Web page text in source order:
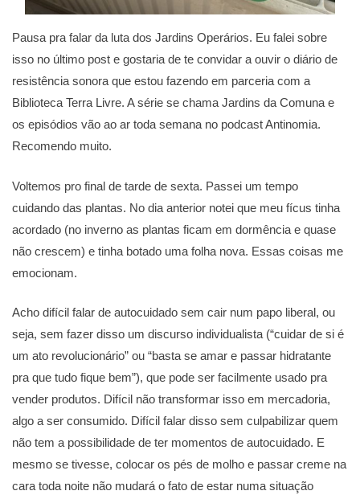
Pausa pra falar da luta dos Jardins Operários. Eu falei sobre
isso no último post e gostaria de te convidar a ouvir o diário de
resistência sonora que estou fazendo em parceria com a
Biblioteca Terra Livre. A série se chama Jardins da Comuna e
os episódios vão ao ar toda semana no podcast Antinomia.
Recomendo muito.
Voltemos pro final de tarde de sexta. Passei um tempo
cuidando das plantas. No dia anterior notei que meu fícus tinha
acordado (no inverno as plantas ficam em dormência e quase
não crescem) e tinha botado uma folha nova. Essas coisas me
emocionam.
Acho difícil falar de autocuidado sem cair num papo liberal, ou
seja, sem fazer disso um discurso individualista (“cuidar de si é
um ato revolucionário” ou “basta se amar e passar hidratante
pra que tudo fique bem”), que pode ser facilmente usado pra
vender produtos. Difícil não transformar isso em mercadoria,
algo a ser consumido. Difícil falar disso sem culpabilizar quem
não tem a possibilidade de ter momentos de autocuidado. E
mesmo se tivesse, colocar os pés de molho e passar creme na
cara toda noite não mudará o fato de estar numa situação